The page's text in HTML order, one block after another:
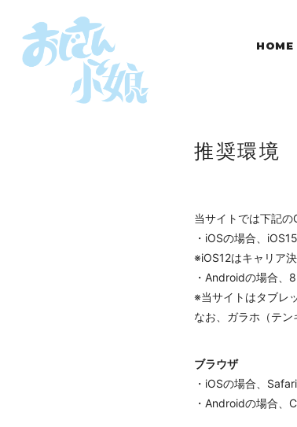
HOME
推奨環境
当サイトでは下記の
・iOSの場合、
※iOS12はキャリア
・Androidの場合、
※当サイトはタブレ
なお、ガラホ（テン
ブラウザ
・iOSの場合、
・Androidの場合、